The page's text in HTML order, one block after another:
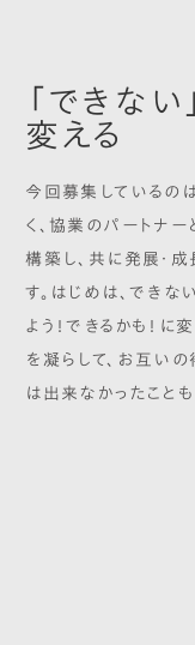
「できな
変える
今回募集しているの
く、協業のパートナ
構築し、共に発展・
す。はじめは、できな
よう！できるかも！に
を凝らして、お互い
は出来なかったこと